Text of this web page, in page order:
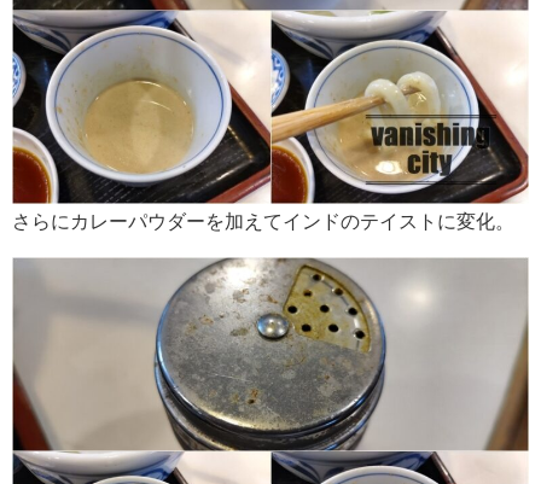
さらにカレーパウダーを加えてインドのテイストに変化。